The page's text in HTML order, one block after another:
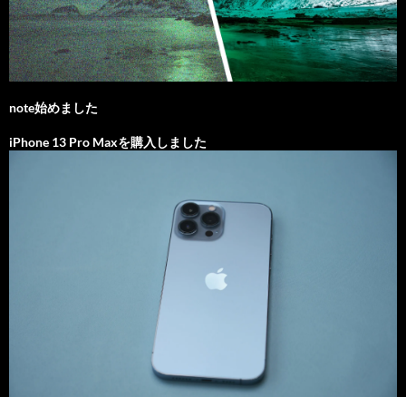
note始めました
iPhone 13 Pro Maxを購入しました